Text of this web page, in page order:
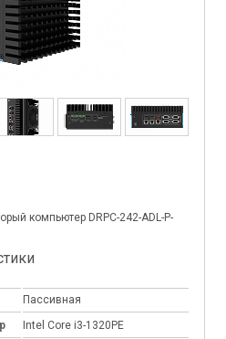
компьютер DRPC-242-ADL-P-
Пассивная
Intel Core i3-1320PE